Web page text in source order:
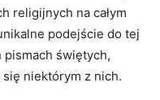
religijnych na całym
podejście ‍do ‌tej
świętych,
niektórym z nich.